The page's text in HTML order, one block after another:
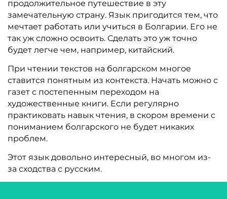
продолжительное путешествие в эту
замечательную страну. Язык пригодится тем, что
мечтает работать или учиться в Болгарии. Его не
так уж сложно освоить. Сделать это уж точно
будет легче чем, например, китайский.
При чтении текстов на болгарском многое
ставится понятным из контекста. Начать можно с
газет с постепенным переходом на
художественные книги. Если регулярно
практиковать навык чтения, в скором времени с
пониманием болгарского не будет никаких
проблем.
Этот язык довольно интересный, во многом из-
за сходства с русским.